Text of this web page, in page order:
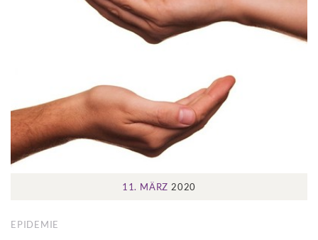
11. MÄRZ 2020
EPIDEMIE